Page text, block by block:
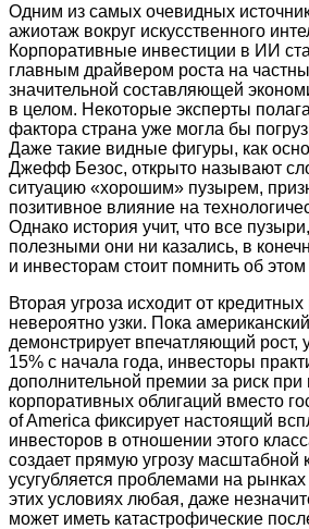
Одним из самых очевидных
ажиотаж вокруг искусственного
Корпоративные инвестиции в ИИ
главным драйвером роста на
значительной составляющей
в целом. Некоторые эксперты
фактора страна уже могла бы
Даже такие видные фигуры, как
Джефф Безос, открыто называют
ситуацию «хорошим» пузырем,
позитивное влияние на
Однако история учит, что все
полезными они ни казались, в
и инвесторам стоит помнить об
Вторая угроза исходит от
невероятно узки. Пока
демонстрирует впечатляющий рост,
15% с начала года, инвесторы
дополнительной премии за риск при
корпоративных облигаций вместо
of America фиксирует настоящий
инвесторов в отношении этого
создает прямую угрозу масштабной
усугубляется проблемами на рынках
этих условиях любая, даже
может иметь катастрофические